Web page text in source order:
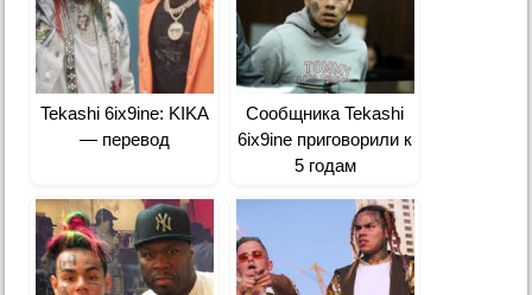
Tekashi 6ix9ine: KIKA
— перевод
Сообщника Tekashi
6ix9ine приговорили к
5 годам